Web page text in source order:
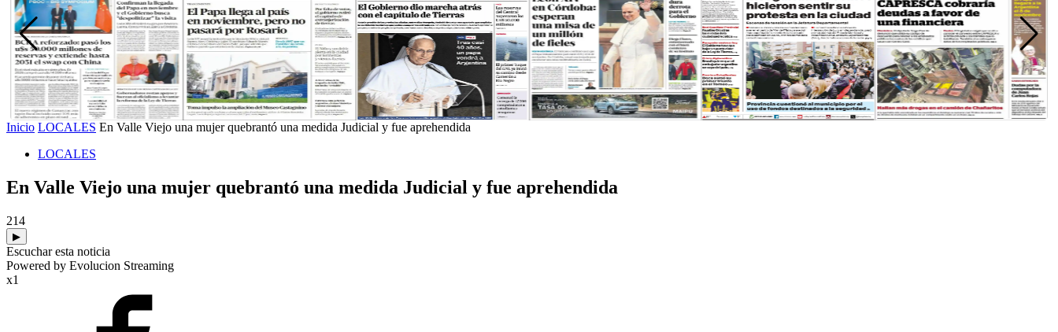
Inicio LOCALES En Valle Viejo una mujer quebrantó una medida Judicial y fue aprehendida
LOCALES
En Valle Viejo una mujer quebrantó una medida Judicial y fue aprehendida
214
▶
Escuchar esta noticia
Powered by Evolucion Streaming
x1